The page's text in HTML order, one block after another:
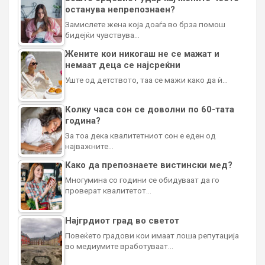
останува непрепознаен?
Замислете жена која доаѓа во брза помош
бидејќи чувствува…
Жените кои никогаш не се мажат и
немаат деца се најсреќни
Уште од детството, таа се мажи како да ѝ…
Колку часа сон се доволни по 60-тата
година?
За тоа дека квалитетниот сон е еден од
најважните…
Како да препознаете вистински мед?
Многумина со години се обидуваат да го
проверат квалитетот…
Најгрдиот град во светот
Повеќето градови кои имаат лоша репутација
во медиумите вработуваат…